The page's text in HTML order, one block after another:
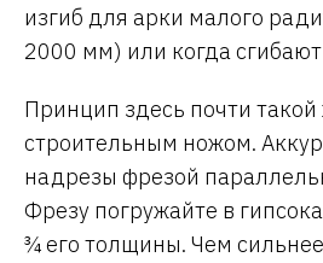
изгиб для арки малого
2000 мм) или когда
Принцип здесь почти такой
строительным ножом.
надрезы фрезой
Фрезу погружайте в
¾ его толщины. Чем